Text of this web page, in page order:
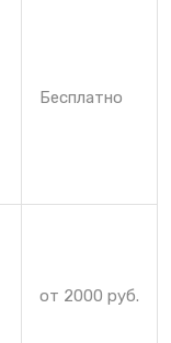
Бесплатно
от 2000 руб.